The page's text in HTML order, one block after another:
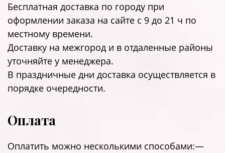
Бесплатная доставка по городу при
оформлении заказа на сайте c 9 до 21 ч по
местному времени.
Доставку на межгород и в отдаленные районы
уточняйте у менеджера.
В праздничные дни доставка осуществляется в
порядке очередности.
Оплата
Оплатить можно несколькими способами:—